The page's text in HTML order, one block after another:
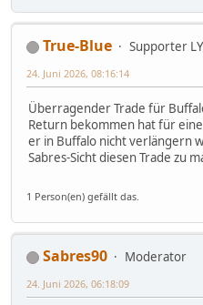
True-Blue
Supporter
24. Juni 2026, 08:16:14
Überragender Trade für
Return bekommen hat für
er in Buffalo nicht verlängern
Sabres-Sicht diesen Trade zu
1 Person(en) gefällt das.
Sabres90
Moderator
24. Juni 2026, 06:18:09